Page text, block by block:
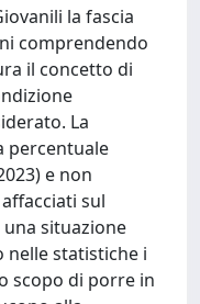
la fascia
comprendendo
il concetto di
La
percentuale
e non
sul
situazione
nelle statistiche i
scopo di porre in